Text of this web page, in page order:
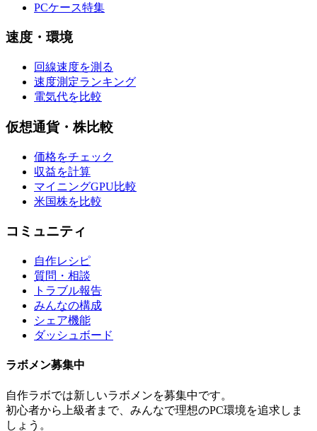
PCケース特集
速度・環境
回線速度を測る
速度測定ランキング
電気代を比較
仮想通貨・株比較
価格をチェック
収益を計算
マイニングGPU比較
米国株を比較
コミュニティ
自作レシピ
質問・相談
トラブル報告
みんなの構成
シェア機能
ダッシュボード
ラボメン募集中
自作ラボでは新しいラボメンを募集中です。
初心者から上級者まで、みんなで理想のPC環境を追求しま
しょう。